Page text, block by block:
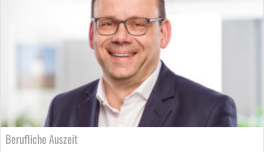
Berufliche Auszeit